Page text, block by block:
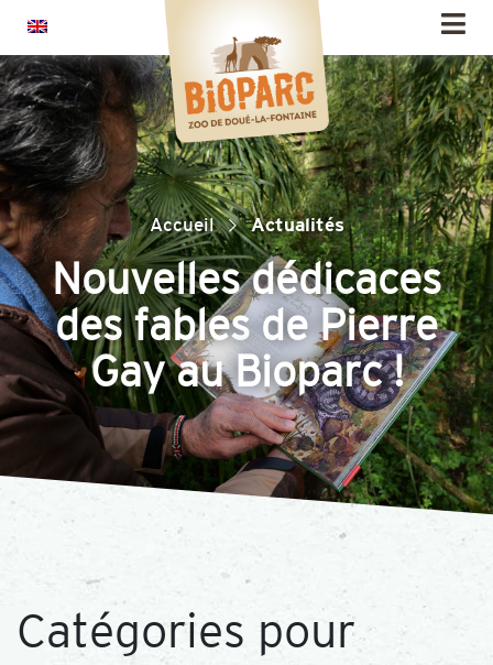
Accueil Actualités
Nouvelles dédicaces
des fables de Pierre
Gay au Bioparc !
Catégories pour
Panneau de gestion des cookies